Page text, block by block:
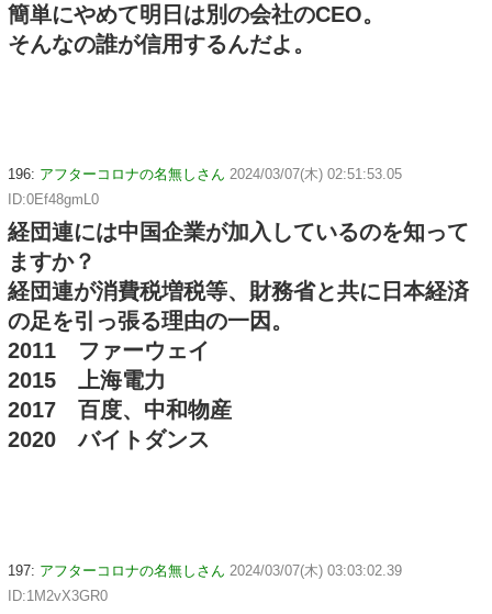
簡単にやめて明日は別の会社のCEO。
そんなの誰が信用するんだよ。
196: アフターコロナの名無しさん 2024/03/07(木) 02:51:53.05
ID:0Ef48gmL0
経団連には中国企業が加入しているのを知って
ますか？
経団連が消費税増税等、財務省と共に日本経済
の足を引っ張る理由の一因。
2011 ファーウェイ
2015 上海電力
2017 百度、中和物産
2020 バイトダンス
197: アフターコロナの名無しさん 2024/03/07(木) 03:03:02.39
ID:1M2vX3GR0